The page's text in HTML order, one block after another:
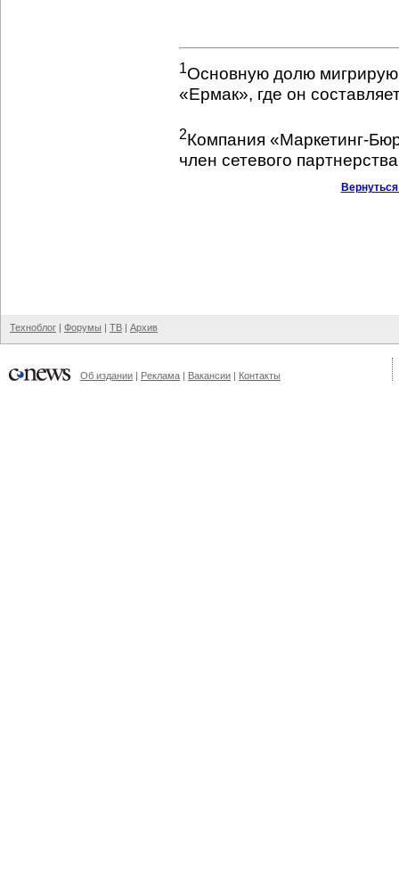
1Основную долю
«Ермак», где он
2Компания «Маркетинг-
член сетевого
Техноблог | Форумы | ТВ | Архив
Об издании | Реклама | Вакансии | Контакты